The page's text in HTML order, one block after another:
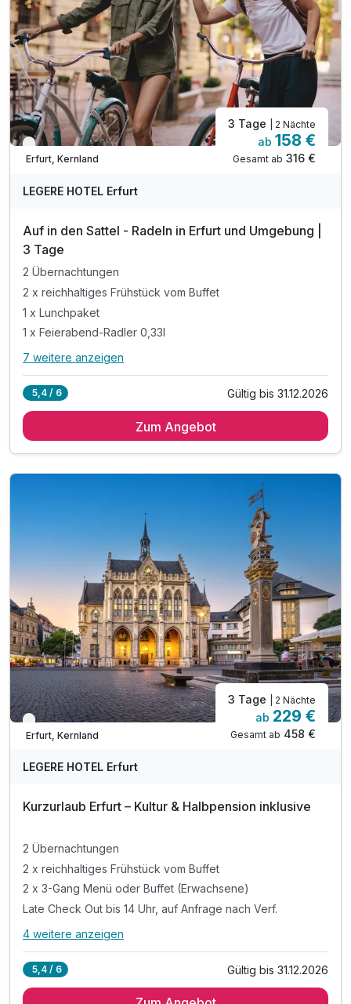
1 x Begrüßungsgetränk
inkl. Voucher im Hotelshop
Late Check Out bis 14 Uhr, auf Anfrage nach Verf.
Verfügbar bis Dezember
Erfurt, Kernland
3 Tage | 2 Nächte
ab 158 €
Gesamt ab 316 €
LEGERE HOTEL Erfurt
Auf in den Sattel - Radeln in Erfurt und Umgebung |
3 Tage
2 Übernachtungen
2 x reichhaltiges Frühstück vom Buffet
1 x Lunchpaket
1 x Feierabend-Radler 0,33l
Alle Inklusivleistungen
2 x reichhaltiges Frühstück vom Buffet
inkl. Late Check Out bis 14 Uhr,auf Anfrage
inkl. Voucher im Hotelshop
inkl. Nutzung des Sauna- und Wellnessbereichs
inkl. Nutzung des Fitnessbereiches
7 weitere anzeigen
5,4 / 6 Gültig bis 31.12.2026
Zum Angebot
Verfügbar bis Dezember
Erfurt, Kernland
3 Tage | 2 Nächte
ab 229 €
Gesamt ab 458 €
LEGERE HOTEL Erfurt
Kurzurlaub Erfurt – Kultur & Halbpension inklusive
2 Übernachtungen
2 x reichhaltiges Frühstück vom Buffet
2 x 3-Gang Menü oder Buffet (Erwachsene)
Late Check Out bis 14 Uhr, auf Anfrage nach Verf.
Alle Inklusivleistungen
4 weitere anzeigen
5,4 / 6 Gültig bis 31.12.2026